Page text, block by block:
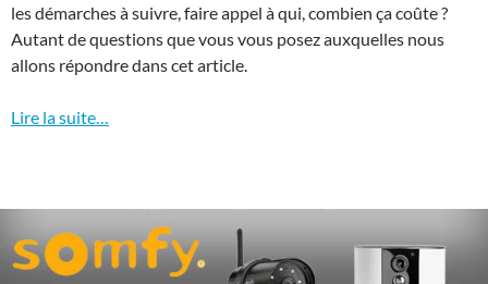
les démarches à suivre, faire appel à qui, combien ça coûte ?
Autant de questions que vous vous posez auxquelles nous
allons répondre dans cet article.
Lire la suite…